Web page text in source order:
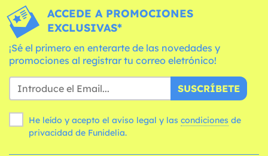
ACCEDE A PROMOCIONES
EXCLUSIVAS*
¡Sé el primero en enterarte de las novedades y
promociones al registrar tu correo eletrónico!
SUSCRÍBETE
He leído y acepto el aviso legal y las condiciones
privacidad de Funidelia.